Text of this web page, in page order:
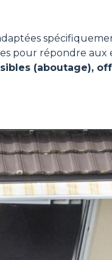
pour répondre aux
(aboutage),